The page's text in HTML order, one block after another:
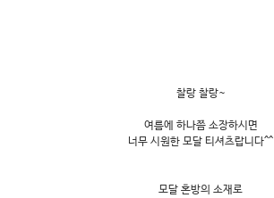
찰랑 찰랑~
여름에 하나쯤 소장하시면
너무 시원한 모달 티셔츠랍니다^^
모달 혼방의 소재로